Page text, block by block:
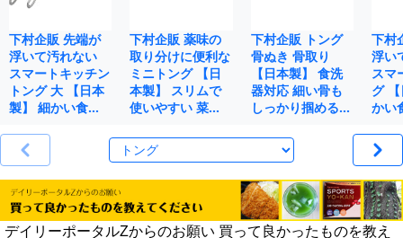
下村企販 先端が
浮いて汚れない
スマートキッチン
トング 大 【日本
製】 細かい食…
下村企販 薬味の
取り分けに便利な
ミニトング 【日
本製】 スリムで
使いやすい 菜…
下村企販 トング
骨ぬき 骨取り
【日本製】 食洗
器対応 細い骨も
しっかり掴める…
下村
浮い
スマ
グ
かい
デイリーポータルZからのお願い 買って良かったものを教え